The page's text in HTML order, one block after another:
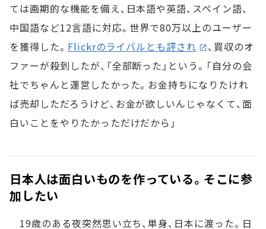
ては画期的な機能を備え、日本語や英語、スペイン語、
中国語など12言語に対応。世界で80万以上のユーザー
を獲得した。 Flickrのライバルとも評され
、買収のオ
ファーが殺到したが、「全部断った」という。「自分の会
社でちゃんと運営したかった。お金持ちになりたけれ
ば売却しただろうけど、お金が欲しいんじゃなくて、面
白いことをやりたかっただけだから」
日本人は面白いものを作っている。そこに参
加したい
19歳のある夜突然思い立ち、単身、日本に渡った。日